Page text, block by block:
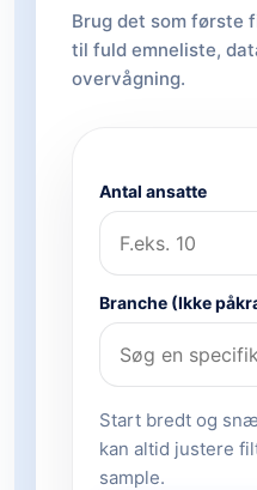
Brug det som første
til fuld emneliste,
overvågning.
Antal ansatte
Branche (Ikke
Start bredt og
kan altid justere
sample.